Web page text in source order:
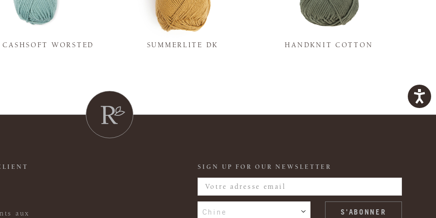
CASHSOFT WORSTED SUMMERLITE DK HANDKNIT COTTON
aux
SIGN UP FOR OUR NEWSLETTER
Chine